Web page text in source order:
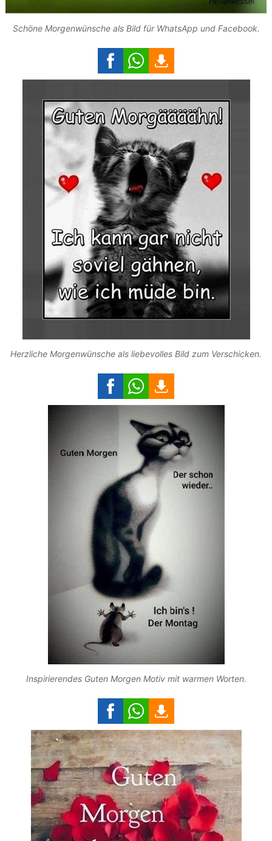
Schöne Morgenwünsche als Bild für WhatsApp und Facebook.
Herzliche Morgenwünsche als liebevolles Bild zum Verschicken.
Inspirierendes Guten Morgen Motiv mit warmen Worten.